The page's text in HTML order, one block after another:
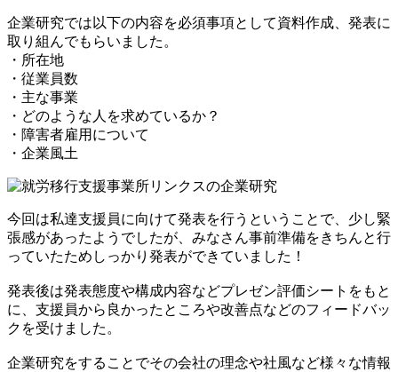
企業研究では以下の内容を必須事項として資料作成、発表に
取り組んでもらいました。
・所在地
・従業員数
・主な事業
・どのような人を求めているか？
・障害者雇用について
・企業風土
今回は私達支援員に向けて発表を行うということで、少し緊
張感があったようでしたが、みなさん事前準備をきちんと行
っていたためしっかり発表ができていました！
発表後は発表態度や構成内容などプレゼン評価シートをもと
に、支援員から良かったところや改善点などのフィードバッ
クを受けました。
企業研究をすることでその会社の理念や社風など様々な情報